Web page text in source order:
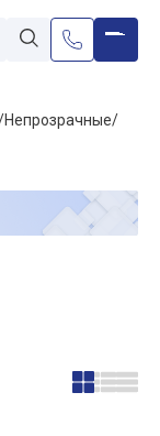
Непрозрачные